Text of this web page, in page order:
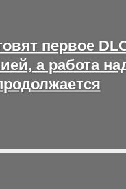
первое
а работа